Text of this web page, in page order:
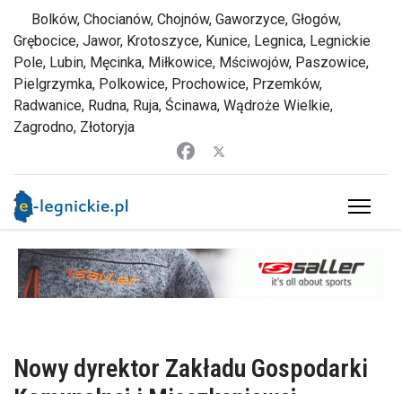
Bolków, Chocianów, Chojnów, Gaworzyce, Głogów,
Grębocice, Jawor, Krotoszyce, Kunice, Legnica, Legnickie
Pole, Lubin, Męcinka, Miłkowice, Mściwojów, Paszowice,
Pielgrzymka, Polkowice, Prochowice, Przemków,
Radwanice, Rudna, Ruja, Ścinawa, Wądroże Wielkie,
Zagrodno, Złotoryja
Nowy dyrektor Zakładu Gospodarki